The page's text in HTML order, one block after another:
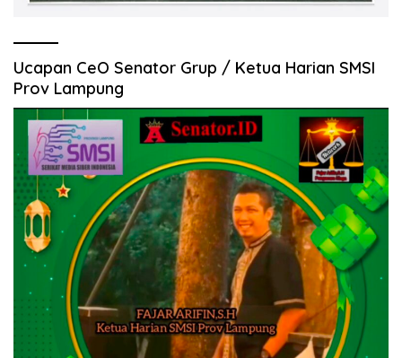
Ucapan CeO Senator Grup / Ketua Harian SMSI
Prov Lampung